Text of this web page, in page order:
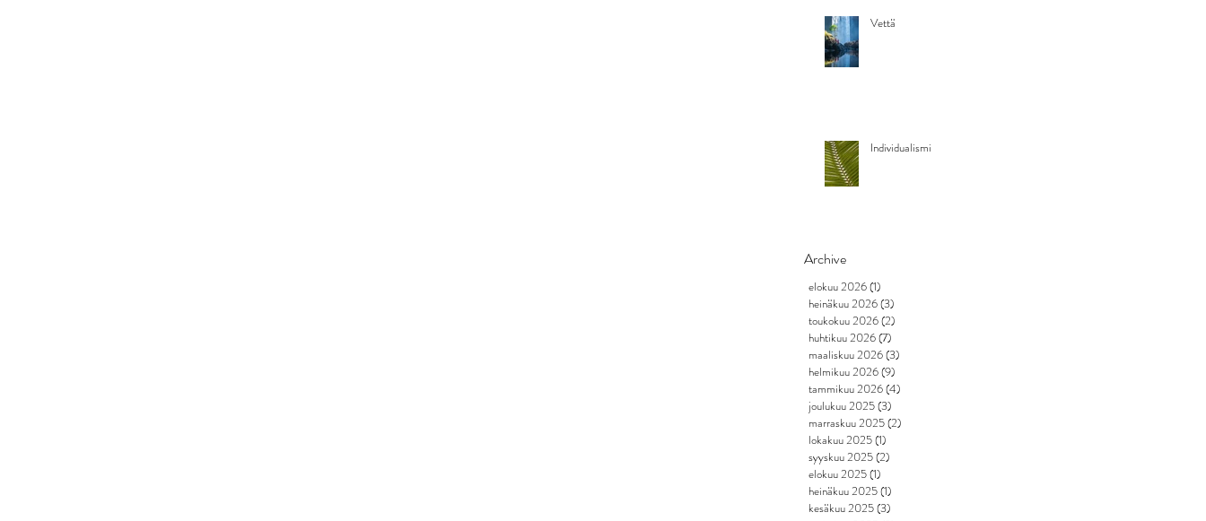
Vettä
Individualismi
Archive
elokuu 2026(1)
heinäkuu 2026(3)
toukokuu 2026(2)
huhtikuu 2026(7)
maaliskuu 2026(3)
helmikuu 2026(9)
tammikuu 2026(4)
joulukuu 2025(3)
marraskuu 2025(2)
lokakuu 2025(1)
syyskuu 2025(2)
elokuu 2025(1)
heinäkuu 2025(1)
kesäkuu 2025(3)